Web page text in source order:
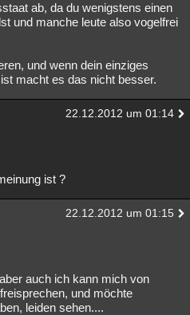
ab, da du wenigstens einen
und manche leute also vogelfrei
und wenn dein einziges
macht es das nicht besser.
22.12.2012 um 01:14
ist ?
22.12.2012 um 01:15
auch ich kann mich von
und möchte
leiden sehen....